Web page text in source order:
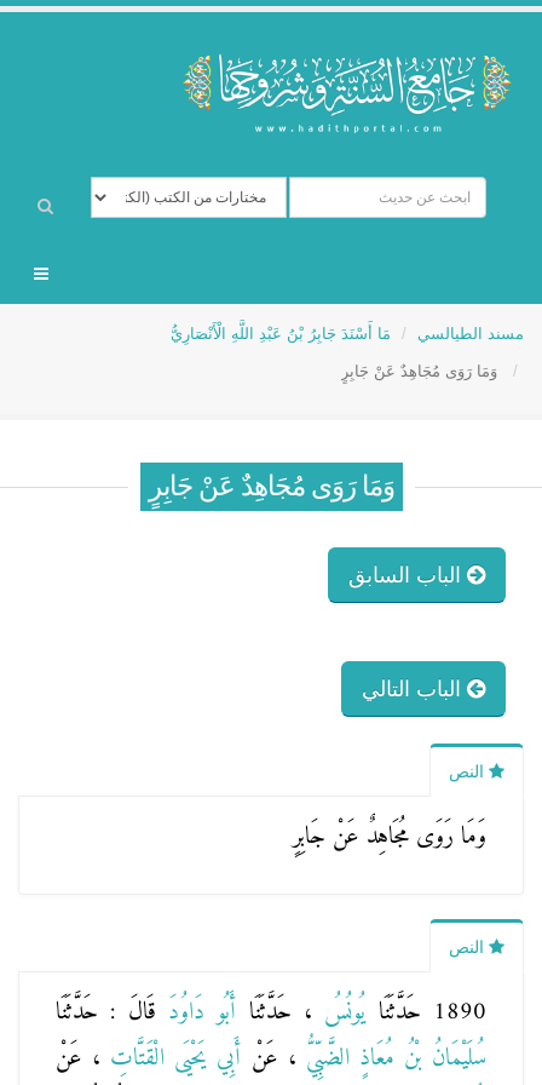
مسند الطيالسي مَا أَسْنَدَ جَابِرُ بْنُ عَبْدِ اللَّهِ الْأَنْصَارِيُّ
وَمَا رَوَى مُجَاهِدٌ عَنْ جَابِرٍ
وَمَا رَوَى مُجَاهِدٌ عَنْ جَابِرٍ
الباب السابق
الباب التالي
النص
وَمَا رَوَى مُجَاهِدٌ عَنْ جَابِرٍ
النص
1890 حَدَّثَنَا يُونُسُ ، حَدَّثَنَا أَبُو دَاوُدَ قَالَ : حَدَّثَنَا
سُلَيْمَانُ بْنُ مُعَاذٍ الضَّبِّيُّ ، عَنْ أَبِي يَحْيَى الْقَتَّاتِ ، عَنْ